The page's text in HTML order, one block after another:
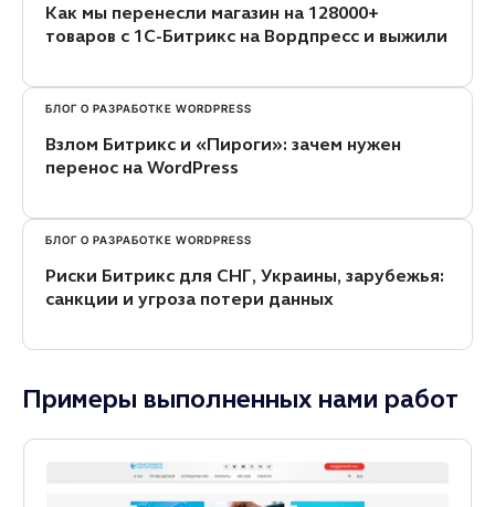
Как мы перенесли магазин на 128000+
товаров с 1С-Битрикс на Вордпресс и выжили
БЛОГ О РАЗРАБОТКЕ WORDPRESS
Взлом Битрикс и «Пироги»: зачем нужен
перенос на WordPress
БЛОГ О РАЗРАБОТКЕ WORDPRESS
Риски Битрикс для СНГ, Украины, зарубежья:
санкции и угроза потери данных
Примеры выполненных нами работ